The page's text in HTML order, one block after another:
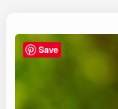
Save